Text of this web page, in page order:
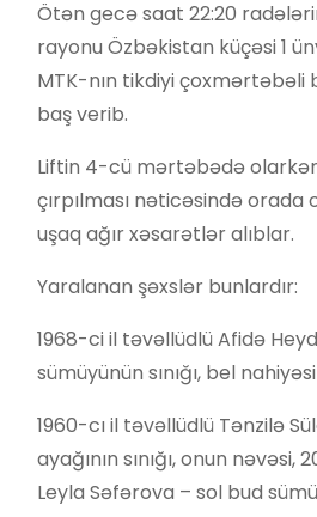
Ötən gecə saat 22:20
rayonu Özbəkistan küçəsi 1
MTK-nın tikdiyi çoxmərtəbəli
baş verib.
Liftin 4-cü mərtəbədə
çırpılması nəticəsində orada
uşaq ağır xəsarətlər alıblar.
Yaralanan şəxslər bunlardır:
1968-ci il təvəllüdlü Afidə
sümüyünün sınığı, bel
1960-cı il təvəllüdlü Tənzilə
ayağının sınığı, onun
Leyla Səfərova – sol bud